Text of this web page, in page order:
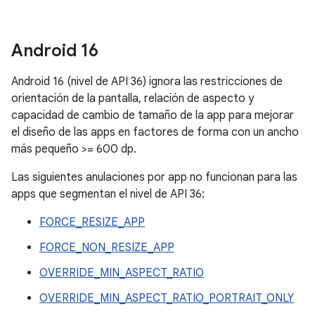
Android 16
Android 16 (nivel de API 36) ignora las restricciones de
orientación de la pantalla, relación de aspecto y
capacidad de cambio de tamaño de la app para mejorar
el diseño de las apps en factores de forma con un ancho
más pequeño >= 600 dp.
Las siguientes anulaciones por app no funcionan para las
apps que segmentan el nivel de API 36:
FORCE_RESIZE_APP
FORCE_NON_RESIZE_APP
OVERRIDE_MIN_ASPECT_RATIO
OVERRIDE_MIN_ASPECT_RATIO_PORTRAIT_ONLY